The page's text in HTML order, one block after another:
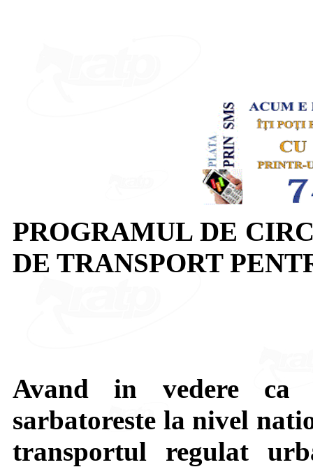
PROGRAMUL DE
DE TRANSPORT
Avand in vedere ca
sarbatoreste la nivel
transportul regulat